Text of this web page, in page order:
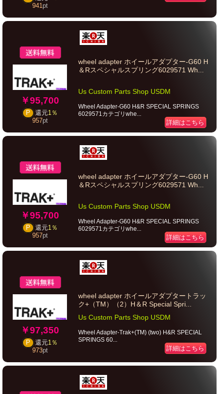
941pt
￥95,700
P 還元1％
957pt
wheel adapter ホイールアダプター-G60 H
＆Rスペシャルスプリング6029571 Wh...
Us Custom Parts Shop USDM
Wheel Adapter-G60 H&R SPECIAL SPRINGS
6029571カテゴリwhe...
詳細はこちら
￥95,700
P 還元1％
957pt
wheel adapter ホイールアダプター-G60 H
＆Rスペシャルスプリング6029571 Wh...
Us Custom Parts Shop USDM
Wheel Adapter-G60 H&R SPECIAL SPRINGS
6029571カテゴリwhe...
詳細はこちら
￥97,350
P 還元1％
973pt
wheel adapter ホイールアダプタートラッ
ク+（TM）（2）H＆R Special Spri...
Us Custom Parts Shop USDM
Wheel Adapter-Trak+(TM) (two) H&R SPECIAL
SPRINGS 60...
詳細はこちら